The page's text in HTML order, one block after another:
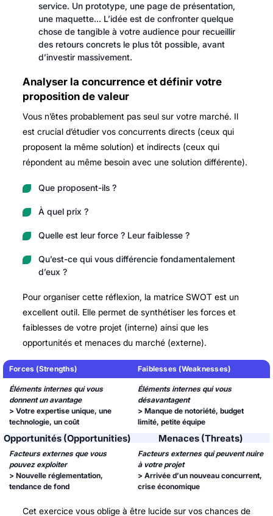
service. Un prototype, une page de présentation,
une maquette… L’idée est de confronter quelque
chose de tangible à votre audience pour recueillir
des retours concrets le plus tôt possible, avant
d’investir massivement.
Analyser la concurrence et définir votre
proposition de valeur
Vous n’êtes probablement pas seul sur votre marché. Il
est crucial d’étudier vos concurrents directs (ceux qui
proposent la même solution) et indirects (ceux qui
répondent au même besoin avec une solution différente).
Que proposent-ils ?
À quel prix ?
Quelle est leur force ? Leur faiblesse ?
Qu’est-ce qui vous différencie fondamentalement
d’eux ?
Pour organiser cette réflexion, la matrice SWOT est un
excellent outil. Elle permet de synthétiser les forces et
faiblesses de votre projet (interne) ainsi que les
opportunités et menaces du marché (externe).
Forces (Strengths) Faiblesses (Weaknesses)
Éléments internes qui vous
donnent un avantage
> Votre expertise unique, une
technologie, un coût
Éléments internes qui vous
désavantagent
> Manque de notoriété, budget
limité, petite équipe
Opportunités (Opportunities) Menaces (Threats)
Facteurs externes que vous
pouvez exploiter
> Nouvelle réglementation,
tendance de fond
Facteurs externes qui peuvent nuire
à votre projet
> Arrivée d’un nouveau concurrent,
crise économique
Cet exercice vous oblige à être lucide sur vos chances de